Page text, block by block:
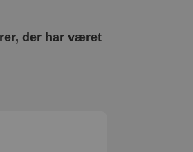
der har været